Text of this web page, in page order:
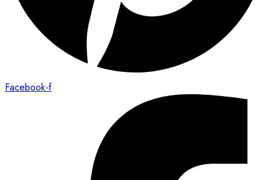
Facebook-f